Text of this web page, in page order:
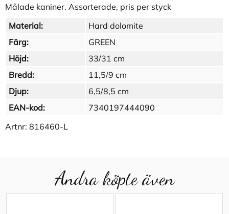
Målade kaniner. Assorterade, pris per styck
Material:
Hard dolomite
Färg:
GREEN
Höjd:
33/31 cm
Bredd:
11,5/9 cm
Djup:
6,5/8,5 cm
EAN-kod:
7340197444090
Artnr: 816460-L
Andra köpte även